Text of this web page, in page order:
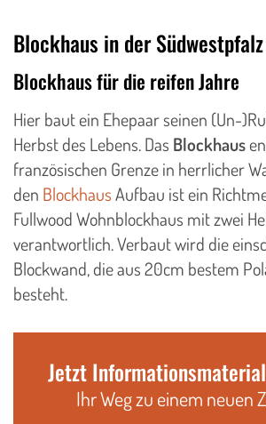
Blockhaus in der
Blockhaus für die reifen Jahre
Hier baut ein Ehepaar seinen (Un-
Herbst des Lebens. Das Blockhaus
französischen Grenze in herrlicher
den BlockhausAufbau ist ein
Fullwood Wohnblockhaus mit zwei
verantwortlich. Verbaut wird die
Blockwand, die aus 20cm bestem
besteht.
Jetzt
Ihr Weg zu einem neuen